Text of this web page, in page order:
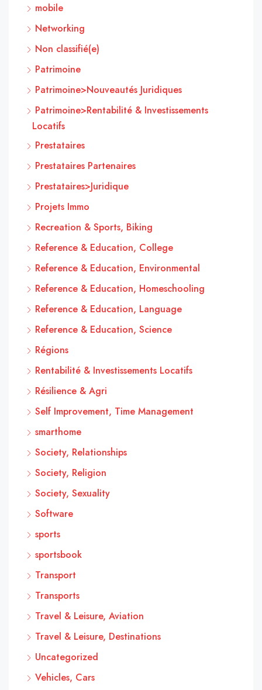
mobile
Networking
Non classifié(e)
Patrimoine
Patrimoine>Nouveautés Juridiques
Patrimoine>Rentabilité & Investissements
Locatifs
Prestataires
Prestataires Partenaires
Prestataires>Juridique
Projets Immo
Recreation & Sports, Biking
Reference & Education, College
Reference & Education, Environmental
Reference & Education, Homeschooling
Reference & Education, Language
Reference & Education, Science
Régions
Rentabilité & Investissements Locatifs
Résilience & Agri
Self Improvement, Time Management
smarthome
Society, Relationships
Society, Religion
Society, Sexuality
Software
sports
sportsbook
Transport
Transports
Travel & Leisure, Aviation
Travel & Leisure, Destinations
Uncategorized
Vehicles, Cars